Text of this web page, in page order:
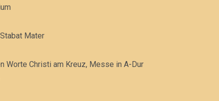
Mater
Worte Christi am Kreuz, Messe in A-Dur